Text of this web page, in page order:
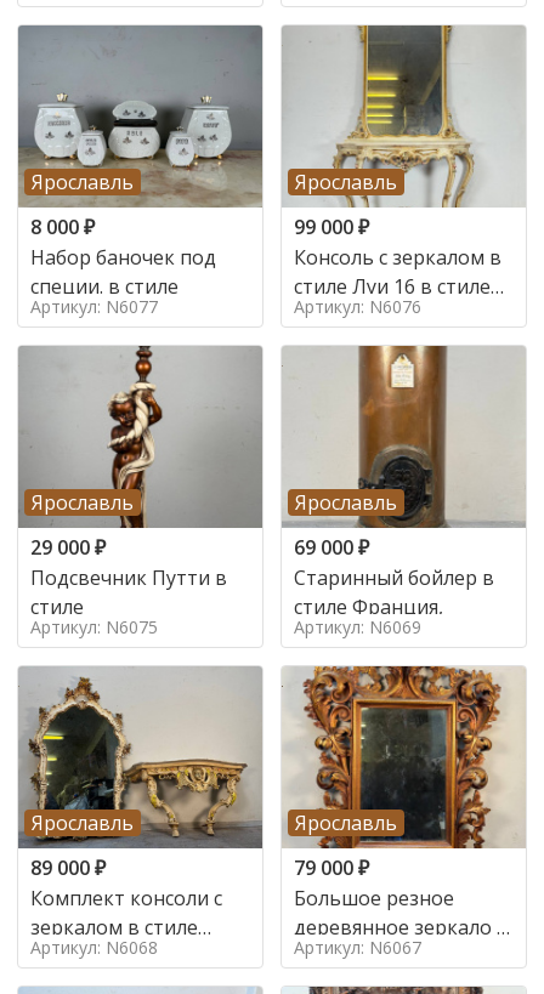
Ярославль
8 000₽
Набор баночек под
специи. в стиле
Артикул: N6077
Ярославль
99 000₽
Консоль с зеркалом в
стиле Луи 16 в стиле
Луи 16, Италия,
Артикул: N6076
Ярославль
29 000₽
Подсвечник Путти в
стиле
Артикул: N6075
Ярославль
69 000₽
Старинный бойлер в
стиле Франция,
Артикул: N6069
Ярославль
89 000₽
Комплект консоли с
зеркалом в стиле
ренессанс,
Артикул: N6068
Ярославль
79 000₽
Большое резное
деревянное зеркало с
золочением в стиле
Артикул: N6067